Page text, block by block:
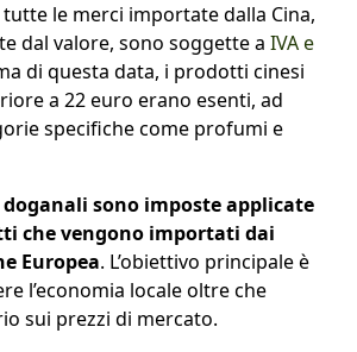
tutte le merci importate dalla Cina,
dal valore, sono soggette a IVA e
di questa data, i prodotti cinesi
a 22 euro erano esenti, ad
specifiche come profumi e
doganali sono imposte applicate
che vengono importati dai
Europea. L’obiettivo principale è
l’economia locale oltre che
sui prezzi di mercato.